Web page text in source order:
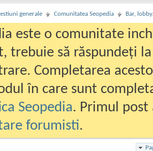
generale Comunitatea Seopedia Bar,
este o comunitate
trebuie să răspundeți
Completarea
în care sunt
Seopedia. Primul
forumisti.